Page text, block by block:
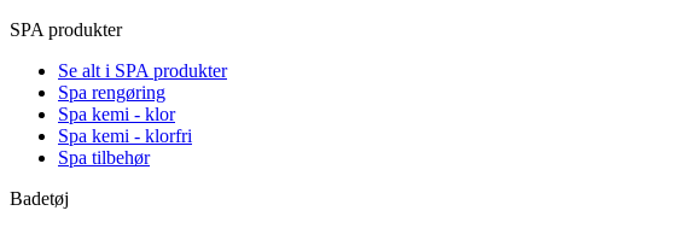
SPA produkter
Se alt i SPA produkter
Spa rengøring
Spa kemi - klor
Spa kemi - klorfri
Spa tilbehør
Badetøj